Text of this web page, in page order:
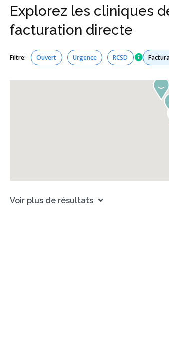
Explorez les cliniques
facturation directe
Filtre: Ouvert Urgence RCSD Tous les
Voir plus de résultats